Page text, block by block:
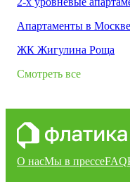
Апартаменты в
ЖК Жигулина Роща
Смотреть все
О насМы в прессеFAQ